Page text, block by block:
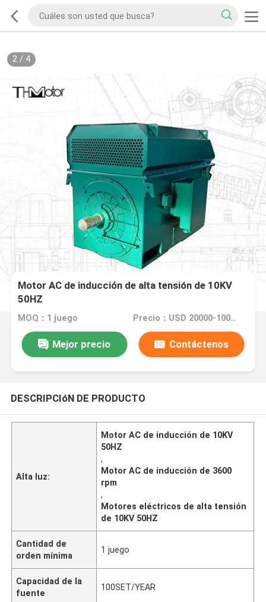
2/ 4
Motor AC de inducción de alta tensión de 10KV
50HZ
MOQ：1 juego Precio：USD 20000-100000
Mejor precio Contáctenos
DESCRIPCIóN DE PRODUCTO
Alta luz:
Motor AC de inducción de 10KV
50HZ
,
Motor AC de inducción de 3600
rpm
,
Motores eléctricos de alta tensión
de 10KV 50HZ
Cantidad de
orden mínima
1 juego
Capacidad de la
fuente
100SET/YEAR